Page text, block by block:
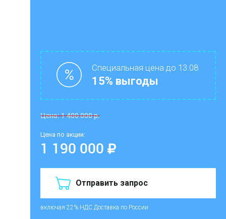
Специальная цена до 13.08
15% выгоды
Цена:1 400 000р.
Цена по акции:
1 190 000
Отправить запрос
включая 22% НДС Доставка по России